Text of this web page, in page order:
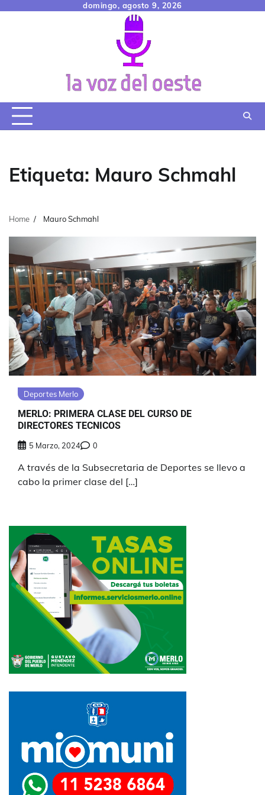
domingo, agosto 9, 2026
Etiqueta: Mauro Schmahl
Home Mauro Schmahl
Deportes Merlo
MERLO: PRIMERA CLASE DEL CURSO DE
DIRECTORES TECNICOS
5 Marzo, 2024 0
A través de la Subsecretaria de Deportes se llevo a
cabo la primer clase del […]